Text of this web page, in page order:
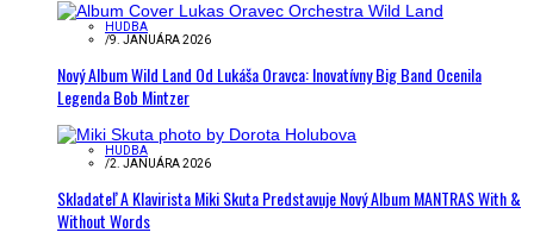
HUDBA
/9. JANUÁRA 2026
Nový Album Wild Land Od Lukáša Oravca: Inovatívny Big Band Ocenila
Legenda Bob Mintzer
HUDBA
/2. JANUÁRA 2026
Skladateľ A Klavirista Miki Skuta Predstavuje Nový Album MANTRAS With &
Without Words